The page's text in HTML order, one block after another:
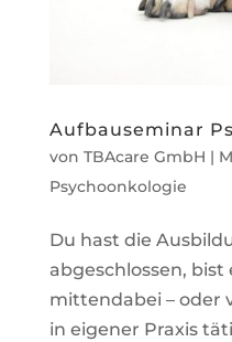
Aufbauseminar
von TBAcare GmbH |
Psychoonkologie
Du hast die
abgeschlossen,
mittendabei – oder
in eigener Praxis